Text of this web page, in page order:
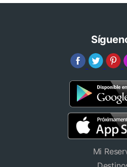
Mi